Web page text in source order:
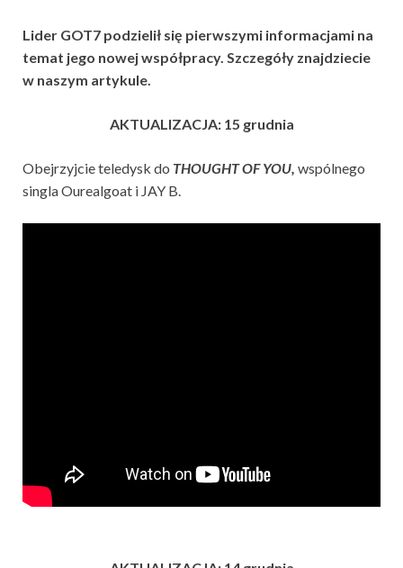
Lider GOT7 podzielił się pierwszymi informacjami na
temat jego nowej współpracy. Szczegóły znajdziecie
w naszym artykule.
AKTUALIZACJA: 15 grudnia
Obejrzyjcie teledysk do THOUGHT OF YOU, wspólnego
singla Ourealgoat i JAY B.